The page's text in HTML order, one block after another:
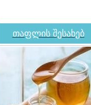
თაფლის შესახებ